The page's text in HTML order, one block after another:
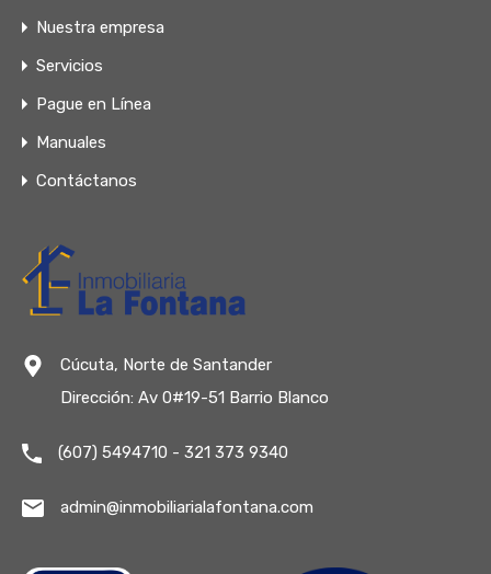
Nuestra empresa
Servicios
Pague en Línea
Manuales
Contáctanos
Cúcuta, Norte de Santander
Dirección: Av 0#19-51 Barrio Blanco
(607) 5494710 - 321 373 9340
admin@inmobiliarialafontana.com